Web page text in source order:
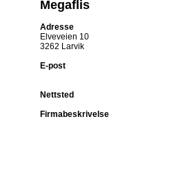
Megaflis
Adresse
Elveveien 10
3262 Larvik
E-post
Nettsted
Firmabeskrivelse